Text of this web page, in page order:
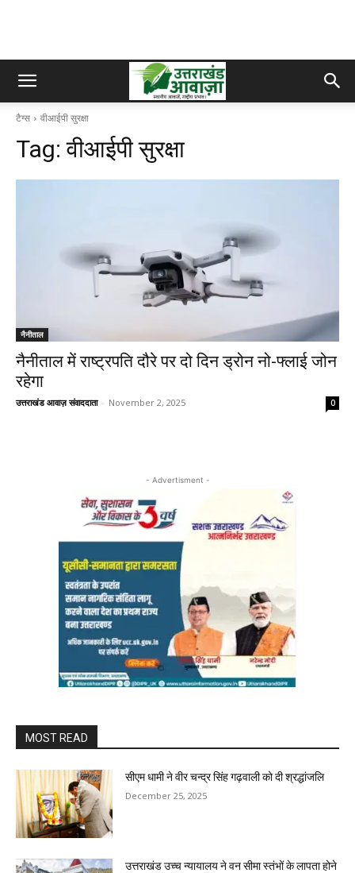
टैग्स वीआईपी सुरक्षा
Tag:वीआईपी सुरक्षा
नैनीताल
नैनीताल में राष्ट्रपति दौरे पर दो दिन ड्रोन नो-फ्लाई जोन
रहेगा
उत्तराखंड आवाज़ संवाददाता - November 2, 2025 0
- Advertisment -
MOST READ
सीएम धामी ने वीर चन्द्र सिंह गढ़वाली को दी श्रद्धांजलि
December 25, 2025
उत्तराखंड उच्च न्यायालय ने वन सीमा स्तंभों के लापता होने